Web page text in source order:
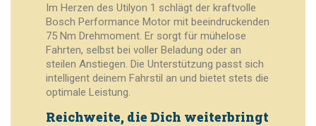
Im Herzen des Utilyon 1 schlägt der kraftvolle
Bosch Performance Motor mit beeindruckenden
75 Nm Drehmoment. Er sorgt für mühelose
Fahrten, selbst bei voller Beladung oder an
steilen Anstiegen. Die Unterstützung passt sich
intelligent deinem Fahrstil an und bietet stets die
optimale Leistung.
Reichweite, die Dich weiterbringt